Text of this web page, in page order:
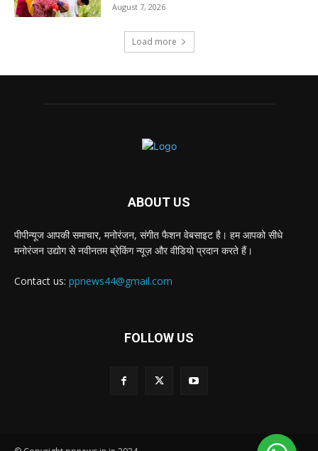
August 7, 2026
Load more
ABOUT US
पीपीन्यूज आपकी समाचार, मनोरंजन, संगीत फैशन वेबसाइट है। हम आपको सीधे
मनोरंजन उद्योग से नवीनतम ब्रेकिंग न्यूज़ और वीडियो प्रदान करते हैं।
Contact us: ppnews44@gmail.com
FOLLOW US